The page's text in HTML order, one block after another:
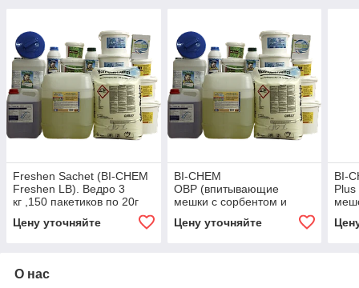
Freshen Sachet (BI-CHEM
Freshen LB). Ведро 3
кг ,150 пакетиков по 20г
Цену уточняйте
BI-CHEM
OBP (впитывающие
мешки с сорбентом и
Коробка 3,5 кг (5 мешков
Цену уточняйте
BI-
Plus
О нас